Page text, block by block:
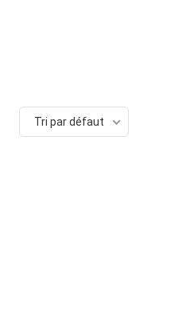
Tri par défaut